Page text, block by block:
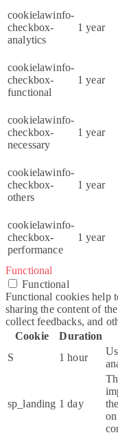
cookielawinfo-
checkbox-
analytics
1 year
cookielawinfo-
checkbox-
functional
1 year
cookielawinfo-
checkbox-
necessary
1 year
cookielawinfo-
checkbox-
others
1 year
cookielawinfo-
checkbox-
performance
1 year
Functional
Functional
Functional cookies help
sharing the content of
collect feedbacks, and
Cookie
Duration
S
1 hour
sp_landing 1 day